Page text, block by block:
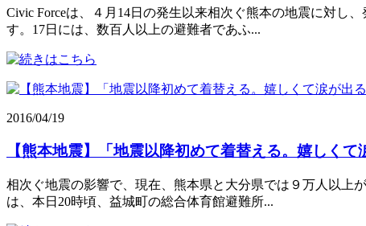
Civic Forceは、４月14日の発生以来相次ぐ熊本の地震に対し
す。17日には、数百人以上の避難者であふ...
2016/04/19
【熊本地震】「地震以降初めて着替える。嬉しくて
相次ぐ地震の影響で、現在、熊本県と大分県では９万人以上
は、本日20時頃、益城町の総合体育館避難所...